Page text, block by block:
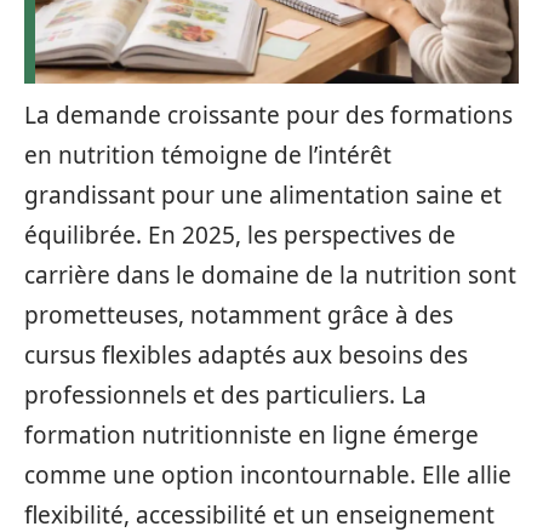
La demande croissante pour des formations
en nutrition témoigne de l’intérêt
grandissant pour une alimentation saine et
équilibrée. En 2025, les perspectives de
carrière dans le domaine de la nutrition sont
prometteuses, notamment grâce à des
cursus flexibles adaptés aux besoins des
professionnels et des particuliers. La
formation nutritionniste en ligne émerge
comme une option incontournable. Elle allie
flexibilité, accessibilité et un enseignement